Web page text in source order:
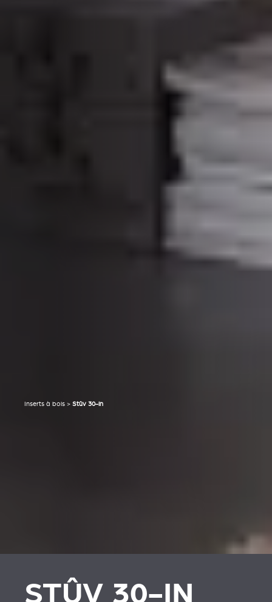
Inserts à bois > Stûv 30-in
STÛV 30-IN